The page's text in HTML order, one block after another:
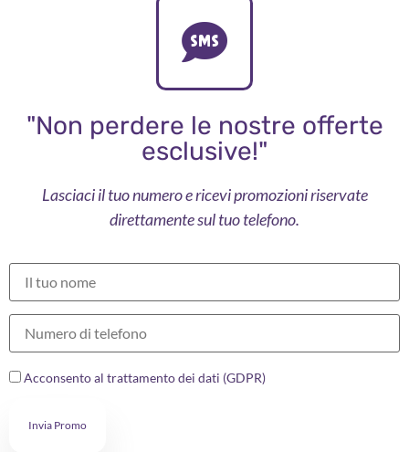
"Non perdere le nostre offerte
esclusive!"
Lasciaci il tuo numero e ricevi promozioni riservate
direttamente sul tuo telefono.
Acconsento al trattamento dei dati (GDPR)
Invia Promo